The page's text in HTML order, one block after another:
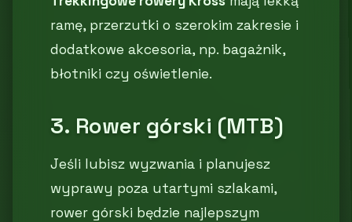
ramę, przerzutki o szerokim zakresie i
dodatkowe akcesoria, np. bagażnik,
błotniki czy oświetlenie.
3. Rower górski (MTB)
Jeśli lubisz wyzwania i planujesz
wyprawy poza utartymi szlakami,
rower górski będzie najlepszym